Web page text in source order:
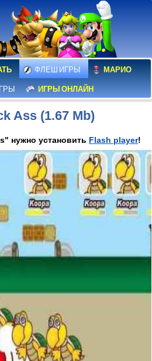
ФЛЕШ ИГРЫ МАРИО
ИГРЫ ОНЛАЙН
Ass (1.67 Mb)
нужно установить Flash player!